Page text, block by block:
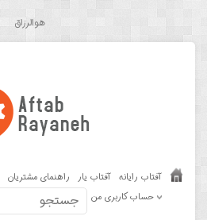
هوالرزاق
آفتاب رایانه آفتاب یار راهنمای مشتریان
حساب کاربری من